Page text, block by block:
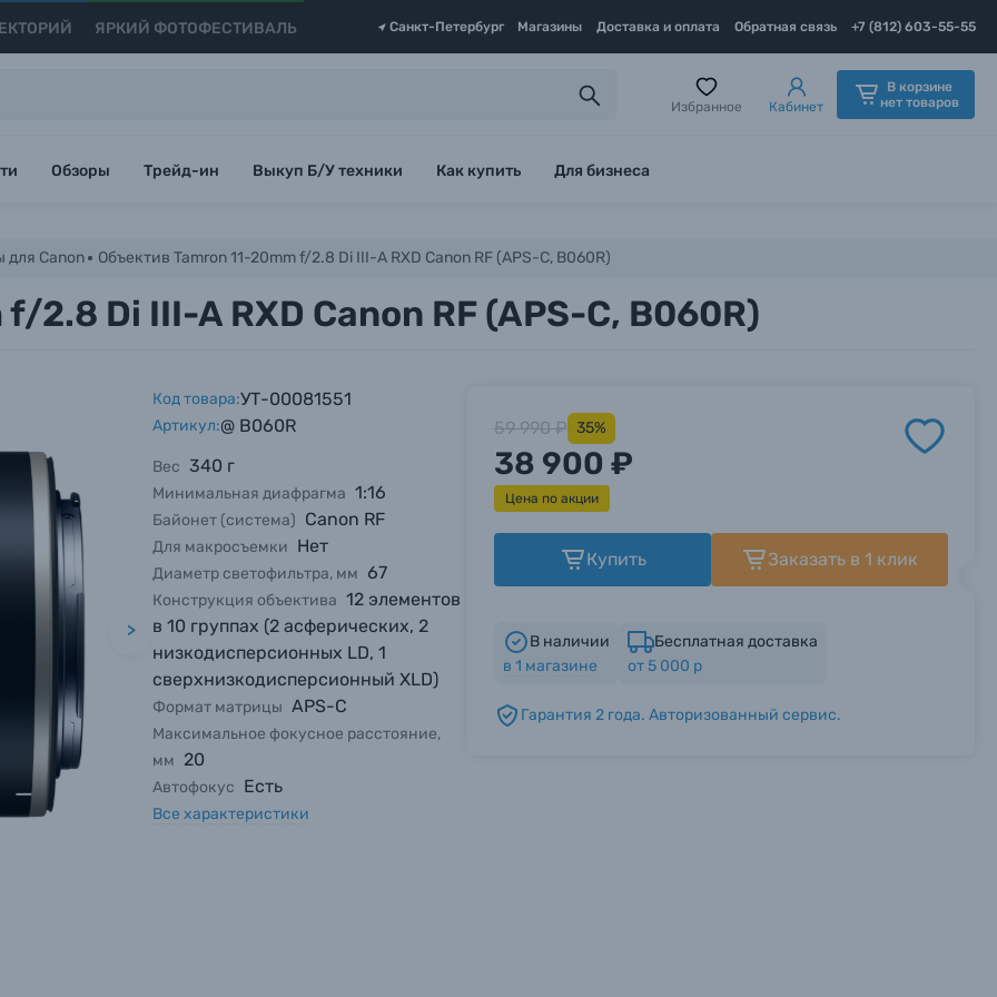
ЯРКИЙ ФОТОФЕСТИВАЛЬ Санкт-Петербург Магазины Доставка и оплата Обратная связь +7 (812) 603-55-55
Избранное Кабинет
В корзине
нет товаров
Обзоры Трейд-ин Выкуп Б/У техники Как купить Для бизнеса
для Canon Объектив Tamron 11-20mm f/2.8 Di III-A RXD Canon RF (APS-C, B060R)
2.8 Di III-A RXD Canon RF (APS-C, B060R)
>
Код товара:УТ-00081551
Артикул:@ B060R
Вес 340 г
Минимальная диафрагма 1:16
Байонет (система) Canon RF
Для макросъемки Нет
Диаметр светофильтра, мм 67
Конструкция объектива 12 элементов
в 10 группах (2 асферических, 2
низкодисперсионных LD, 1
сверхнизкодисперсионный XLD)
Формат матрицы APS-C
Максимальное фокусное расстояние,
мм 20
Автофокус Есть
Все характеристики
59 990 ₽ 35%
38 900 ₽
Цена по акции
Купить Заказать в 1 клик
В наличии
в 1 магазине
Бесплатная доставка
от 5 000 р
Гарантия 2 года. Авторизованный сервис.